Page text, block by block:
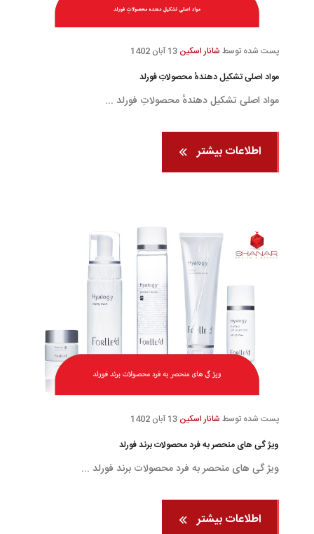
پست شده توسط شانار اسکین
مواد اصلی تشکیل دهندهٔ محصولاتِ فورلد
مواد اصلی تشکیل دهندهٔ محصولاتِ فورلد ...
اطلاعات بیشتر
پست شده توسط شانار اسکین
ویژ گی های منحصر به فرد محصولات برند فورلد
ویژ گی های منحصر به فرد محصولات برند فورلد ...
اطلاعات بیشتر